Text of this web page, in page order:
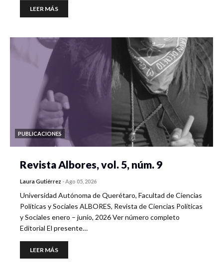
LEER MÁS
PUBLICACIONES
Revista Albores, vol. 5, núm. 9
Laura Gutiérrez -Ago 05, 2026
Universidad Autónoma de Querétaro, Facultad de Ciencias
Políticas y Sociales ALBORES, Revista de Ciencias Políticas
y Sociales enero – junio, 2026 Ver número completo
Editorial El presente…
LEER MÁS